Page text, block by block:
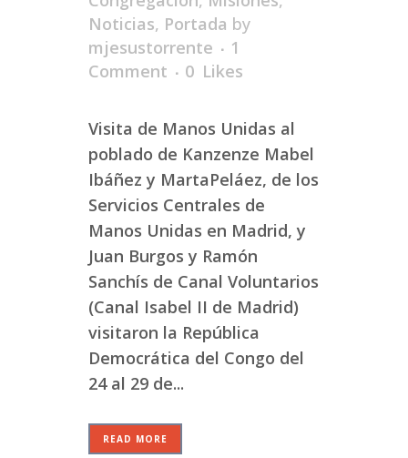
Noticias, Portada by
mjesustorrente
1
Comment
0 Likes
Visita de Manos Unidas al
poblado de Kanzenze Mabel
Ibáñez y MartaPeláez, de los
Servicios Centrales de
Manos Unidas en Madrid, y
Juan Burgos y Ramón
Sanchís de Canal Voluntarios
(Canal Isabel II de Madrid)
visitaron la República
Democrática del Congo del
24 al 29 de...
READ MORE